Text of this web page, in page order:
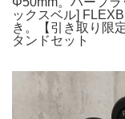
ックスベル]
き。【引き取り限
タンドセット